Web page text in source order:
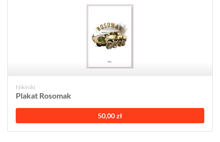
Nikiniki
Plakat Rosomak
50,00 zł